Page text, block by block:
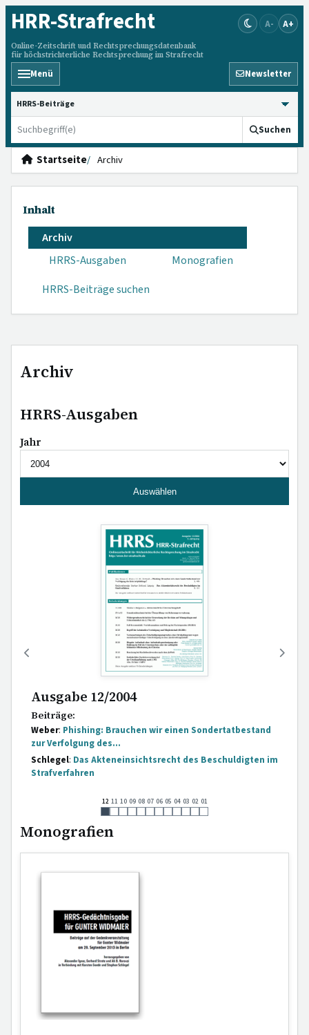
HRR-Strafrecht
Online-Zeitschrift und Rechtsprechungsdatenbank
für höchstrichterliche Rechtsprechung im Strafrecht
A- A+
Menü Newsletter
HRRS durchsuchen
Suchen
Startseite Archiv
Inhalt
Archiv
HRRS-Ausgaben
Monografien
HRRS-Beiträge suchen
Archiv
HRRS-Ausgaben
Jahr
Auswählen
12 11 10 09 08 07 06 05 04 03 02 01
Ausgabe 12/2004
Beiträge:
Weber: Phishing: Brauchen wir einen Sondertat­bestand
zur Ver­folgung des...
Schlegel: Das Akteneinsichts­recht des Beschul­digten im
Straf­verfahren
Monografien